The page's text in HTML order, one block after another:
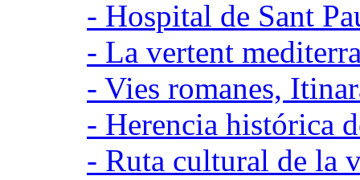
- Hospital de Sant
- La vertent
- Vies romanes,
- Herencia histórica
- Ruta cultural de la